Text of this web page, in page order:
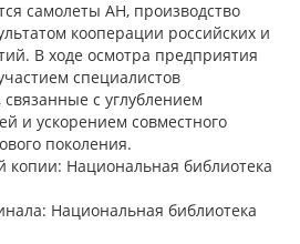
самолеты АН, производство
кооперации российских и
В ходе осмотра предприятия
специалистов
с углублением
и ускорением совместного
поколения.
копии: Национальная библиотека
Национальная библиотека